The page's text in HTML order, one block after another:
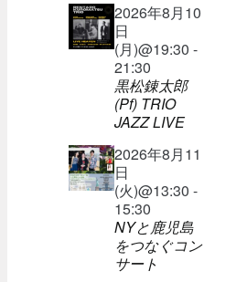
2026年8月10
日
(月)@19:30 -
21:30
黒松錬太郎
(Pf) TRIO
JAZZ LIVE
2026年8月11
日
(火)@13:30 -
15:30
NYと鹿児島
をつなぐコン
サート